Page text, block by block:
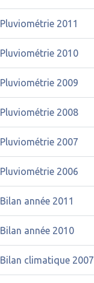
Pluviométrie 2011
Pluviométrie 2010
Pluviométrie 2009
Pluviométrie 2008
Pluviométrie 2007
Pluviométrie 2006
Bilan année 2011
Bilan année 2010
Bilan climatique 2007